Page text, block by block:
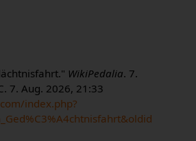
WikiPedalia. 7.
7. Aug. 2026, 21:33
index.php?